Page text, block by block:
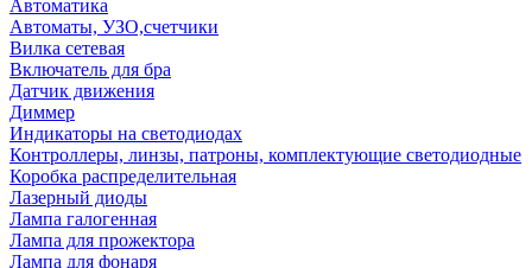
Автоматика
Автоматы, УЗО,счетчики
Вилка сетевая
Включатель для бра
Датчик движения
Диммер
Индикаторы на светодиодах
Контроллеры, линзы, патроны, комплектующие светодиодные
Коробка распределительная
Лазерный диоды
Лампа галогенная
Лампа для прожектора
Лампа для фонаря